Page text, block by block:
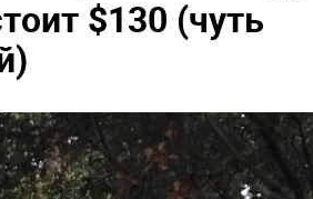
$130 (чуть